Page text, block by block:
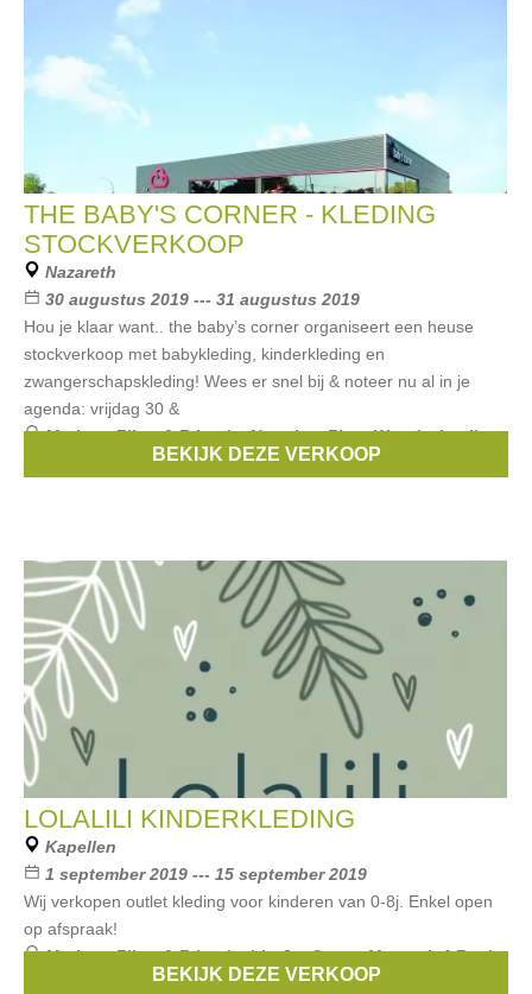
THE BABY'S CORNER - KLEDING
STOCKVERKOOP
Nazareth
30 augustus 2019 --- 31 augustus 2019
Hou je klaar want.. the baby’s corner organiseert een heuse
stockverkoop met babykleding, kinderkleding en
zwangerschapskleding! Wees er snel bij & noteer nu al in je
agenda: vrijdag 30 &
Merken:Filou & Friends,Noppies,First,Woody,Levi's,
BEKIJK DEZE VERKOOP
LOLALILI KINDERKLEDING
Kapellen
1 september 2019 --- 15 september 2019
Wij verkopen outlet kleding voor kinderen van 0-8j. Enkel open
op afspraak!
Merken:Filou & Friends,Liu Jo,Gymp,Mayoral,4 Funky
BEKIJK DEZE VERKOOP